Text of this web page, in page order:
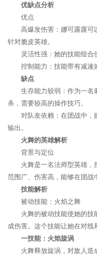
优缺点分析
优点
高爆发伤害：娜可露露可
针对脆皮英雄。
灵活性强：她的技能组合
控制能力：技能带有减速
缺点
生存能力较弱：作为一名
杀，需要较高的操作技巧。
对队友依赖：在团战中，
输出。
火舞的英雄解析
背景与定位
火舞是一名法师型英雄
范围广、伤害高，能够在团战
技能解析
被动技能：火焰之舞
火舞的被动技能使她的技
成伤害。这个技能让她在对线
一技能：火焰旋涡
火舞释放旋涡，对敌人造